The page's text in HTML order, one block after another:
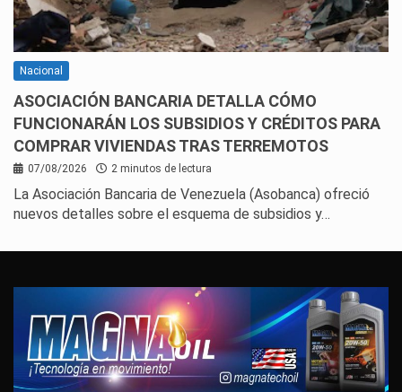
Nacional
ASOCIACIÓN BANCARIA DETALLA CÓMO
FUNCIONARÁN LOS SUBSIDIOS Y CRÉDITOS PARA
COMPRAR VIVIENDAS TRAS TERREMOTOS
07/08/2026 2 minutos de lectura
La Asociación Bancaria de Venezuela (Asobanca) ofreció
nuevos detalles sobre el esquema de subsidios y…